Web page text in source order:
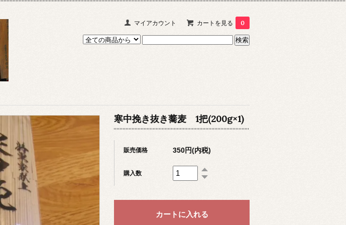
マイアカウント カートを見る 0
寒中挽き抜き蕎麦 1把(200g×1)
販売価格 350円(内税)
購入数